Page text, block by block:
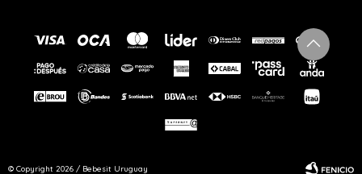
© Copyright 2026 / Bebesit Uruguay